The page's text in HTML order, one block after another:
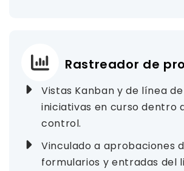
Rastreador de
Vistas Kanban y de línea
iniciativas en curso dentro
control.
Vinculado a aprobaciones
formularios y entradas del